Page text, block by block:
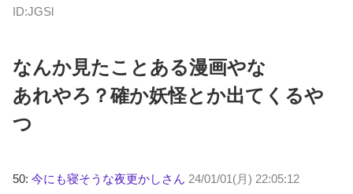
ID:JGSl
なんか見たことある漫画やな
あれやろ？確か妖怪とか出てくるや
つ
50: 今にも寝そうな夜更かしさん 24/01/01(月) 22:05:12